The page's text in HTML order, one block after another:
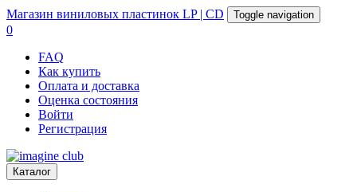
Магазин виниловых пластинок LP | CD Toggle navigation
0
FAQ
Как купить
Оплата и доставка
Оценка состояния
Войти
Регистрация
Каталог